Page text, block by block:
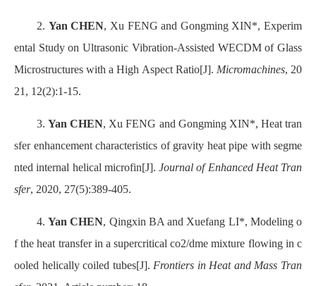
2. Yan CHEN, Xu FENG and Gongming XIN*, Experim
ental Study on Ultrasonic Vibration-Assisted WECDM of Glass
Microstructures with a High Aspect Ratio[J]. Micromachines, 20
21, 12(2):1-15.
3.Yan CHEN, Xu FENG and Gongming XIN*, Heat tran
sfer enhancement characteristics of gravity heat pipe with segme
nted internal helical microfin[J]. Journal of Enhanced Heat Tran
sfer, 2020, 27(5):389-405.
4.Yan CHEN, Qingxin BA and Xuefang LI*, Modeling o
f the heat transfer in a supercritical co2/dme mixture flowing in c
ooled helically coiled tubes[J]. Frontiers in Heat and Mass Tran